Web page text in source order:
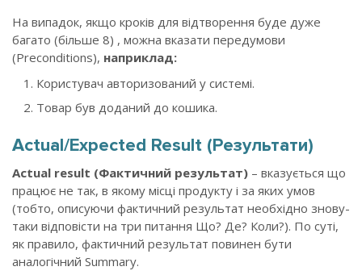
На випадок, якщо кроків для відтворення буде дуже
багато (більше 8) , можна вказати передумови
(Preconditions), наприклад:
Користувач авторизований у системі.
Товар був доданий до кошика.
Actual/Expected Result (Результати)
Actual result (Фактичний результат) – вказується що
працює не так, в якому місці продукту і за яких умов
(тобто, описуючи фактичний результат необхідно знову-
таки відповісти на три питання Що? Де? Коли?). По суті,
як правило, фактичний результат повинен бути
аналогічний Summary.